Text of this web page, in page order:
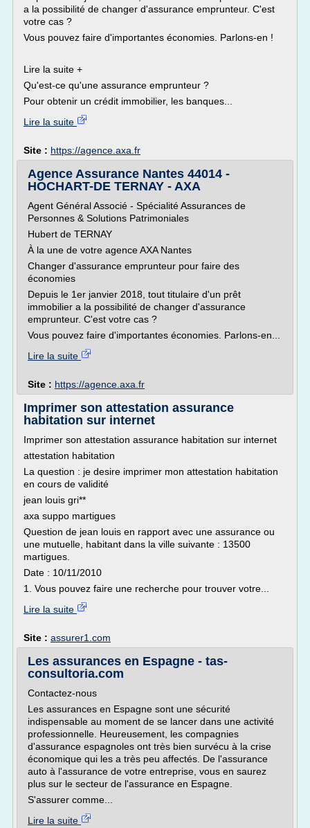
a la possibilité de changer d'assurance emprunteur. C'est
votre cas ?
Vous pouvez faire d'importantes économies. Parlons-en !
Lire la suite +
Qu'est-ce qu'une assurance emprunteur ?
Pour obtenir un crédit immobilier, les banques...
Lire la suite
Site : https://agence.axa.fr
Agence Assurance Nantes 44014 -
HOCHART-DE TERNAY - AXA
Agent Général Associé - Spécialité Assurances de
Personnes & Solutions Patrimoniales
Hubert de TERNAY
À la une de votre agence AXA Nantes
Changer d'assurance emprunteur pour faire des
économies
Depuis le 1er janvier 2018, tout titulaire d'un prêt
immobilier a la possibilité de changer d'assurance
emprunteur. C'est votre cas ?
Vous pouvez faire d'importantes économies. Parlons-en...
Lire la suite
Site : https://agence.axa.fr
Imprimer son attestation assurance
habitation sur internet
Imprimer son attestation assurance habitation sur internet
attestation habitation
La question : je desire imprimer mon attestation habitation
en cours de validité
jean louis gri**
axa suppo martigues
Question de jean louis en rapport avec une assurance ou
une mutuelle, habitant dans la ville suivante : 13500
martigues.
Date : 10/11/2010
1. Vous pouvez faire une recherche pour trouver votre...
Lire la suite
Site : assurer1.com
Les assurances en Espagne - tas-
consultoria.com
Contactez-nous
Les assurances en Espagne sont une sécurité
indispensable au moment de se lancer dans une activité
professionnelle. Heureusement, les compagnies
d'assurance espagnoles ont très bien survécu à la crise
économique qui les a très peu affectés. De l'assurance
auto à l'assurance de votre entreprise, vous en saurez
plus sur le secteur de l'assurance en Espagne.
S'assurer comme...
Lire la suite